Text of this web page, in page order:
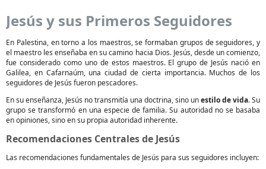
Jesús y sus Primeros Seguidores
En Palestina, en torno a los maestros, se formaban grupos de seguidores, y
el maestro les enseñaba en su camino hacia Dios. Jesús, desde un comienzo,
fue considerado como uno de estos maestros. El grupo de Jesús nació en
Galilea, en Cafarnaúm, una ciudad de cierta importancia. Muchos de los
seguidores de Jesús fueron pescadores.
En su enseñanza, Jesús no transmitía una doctrina, sino unestilo de vida. Su
grupo se transformó en una especie de familia. Su autoridad no se basaba
en opiniones, sino en su propia autoridad inherente.
Recomendaciones Centrales de Jesús
Las recomendaciones fundamentales de Jesús para sus seguidores incluyen: